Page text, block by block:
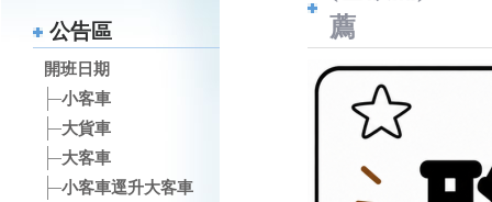
薦
公告區
開班日期
小客車
大貨車
大客車
小客車逕升大客車